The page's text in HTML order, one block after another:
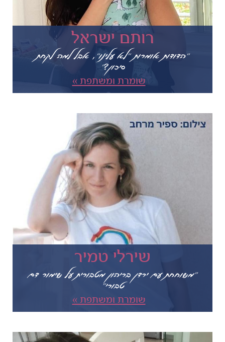
רותם ישראל
"הדודות אומרות "לא עלינו", אבל למה לקחת
סיכון?"
שומרת ומשתפת »
שירלי טמיר
"משוחחת עם ירדן בריהון מטבורית על שימור דם
טבורי"
שומרת ומשתפת »